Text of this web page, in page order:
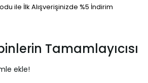
ile İlk Alışverişinizde %5 İndirim
Tamamlayıcısı
ekle!